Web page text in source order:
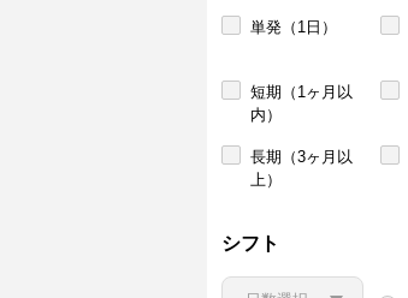
単発（1日）
短期（1ヶ月以
内）
長期（3ヶ月以
上）
シフト